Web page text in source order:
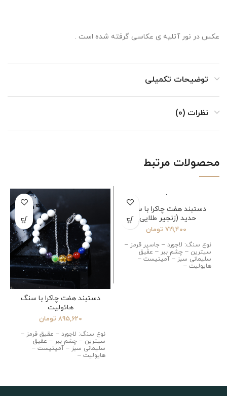
عکس در نور آتلیه ی عکاسی گرفته شده است .
توضیحات تکمیلی
نظرات (0)
محصولات مرتبط
دستبند هفت چاکرا با سنگ
حدید (زنجیر طلایی)
719,400 تومان
نوع سنگ: لاجورد – جاسپر قرمز –
سیترین – چشم ببر – عقیق
سلیمانی سبز – آمیتیست –
هایولیت –
دستبند هفت چاکرا با سنگ
هائولیت
895,620 تومان
نوع سنگ: لاجورد – عقیق قرمز –
سیترین – چشم ببر – عقیق
سلیمانی سبز – آمیتیست –
هایولیت –